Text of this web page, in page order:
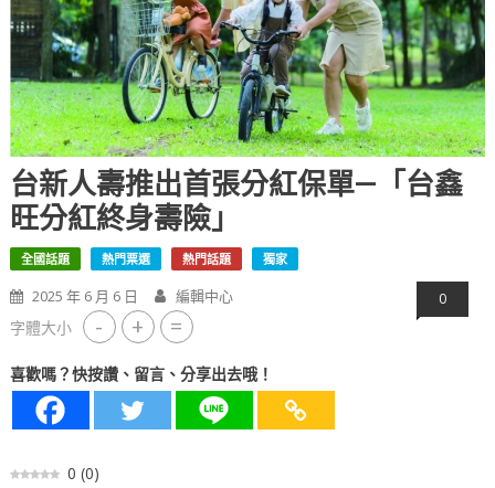
台新人壽推出首張分紅保單—「台鑫
旺分紅終身壽險」
全國話題 熱門票選 熱門話題 獨家
2025 年 6 月 6 日 編輯中心 0
字體大小 - + =
喜歡嗎？快按讚、留言、分享出去哦！
0 (0)